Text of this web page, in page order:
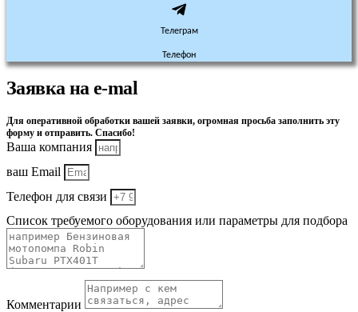
Телеграм
Телефон
Заявка на e-mal
Для оперативной обработки вашей заявки, огромная просьба заполнить эту
форму и отправить. Спасибо!
Ваша компания
ваш Email
Телефон для связи
Список требуемого оборудования или параметры для подбора
Комментарии